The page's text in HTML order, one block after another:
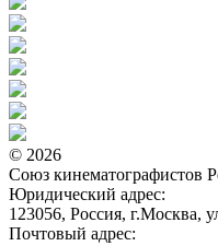
© 2026
Союз кинематографистов
Юридический адрес:
123056, Россия, г.Москва,
Почтовый адрес: